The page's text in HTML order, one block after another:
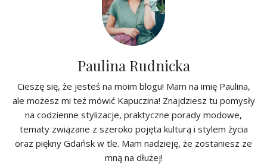
Paulina Rudnicka
Cieszę się, że jesteś na moim blogu! Mam na imię Paulina,
ale możesz mi też mówić Kapuczina! Znajdziesz tu pomysły
na codzienne stylizacje, praktyczne porady modowe,
tematy związane z szeroko pojęta kulturą i stylem życia
oraz piękny Gdańsk w tle. Mam nadzieję, że zostaniesz ze
mną na dłużej!